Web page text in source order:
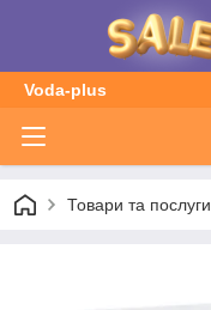
Voda-plus
Товари та послуги